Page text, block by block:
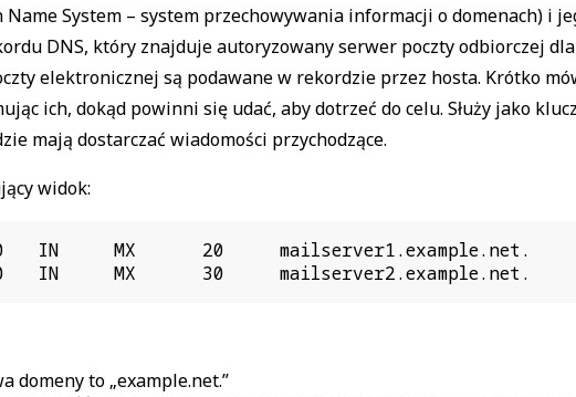
Name System – system przechowywania informacji o domenach) i
DNS, który znajduje autoryzowany serwer poczty odbiorczej
elektronicznej są podawane w rekordzie przez hosta. Krótko
ich, dokąd powinni się udać, aby dotrzeć do celu. Służy jako
mają dostarczać wiadomości przychodzące.
widok:
IN     MX      20     mailserver1.example.net.
IN     MX      30     mailserver2.example.net.
domeny to „example.net.”